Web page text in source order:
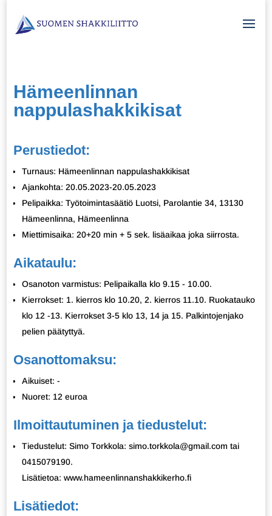
Hämeenlinnan
nappulashakkikisat
Perustiedot:
Turnaus: Hämeenlinnan nappulashakkikisat
Ajankohta: 20.05.2023-20.05.2023
Pelipaikka: Työtoimintasäätiö Luotsi, Parolantie 34, 13130
Hämeenlinna, Hämeenlinna
Miettimisaika: 20+20 min + 5 sek. lisäaikaa joka siirrosta.
Aikataulu:
Osanoton varmistus: Pelipaikalla klo 9.15 - 10.00.
Kierrokset: 1. kierros klo 10.20, 2. kierros 11.10. Ruokatauko
klo 12 -13. Kierrokset 3-5 klo 13, 14 ja 15. Palkintojenjako
pelien päätyttyä.
Osanottomaksu:
Aikuiset: -
Nuoret: 12 euroa
Ilmoittautuminen ja tiedustelut:
Tiedustelut: Simo Torkkola: simo.torkkola@gmail.com tai
0415079190.
Lisätietoa: www.hameenlinnanshakkikerho.fi
Lisätiedot: